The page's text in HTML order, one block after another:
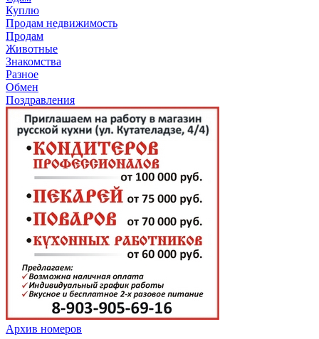
Куплю
Продам недвижимость
Продам
Животные
Знакомства
Разное
Обмен
Поздравления
Архив номеров